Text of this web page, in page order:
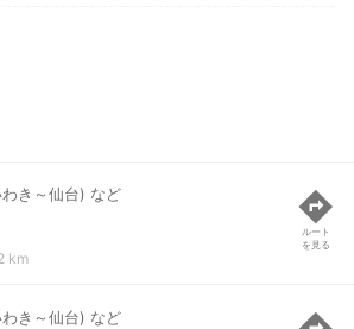
き～仙台) など
km
ルート
を見る
き～仙台) など